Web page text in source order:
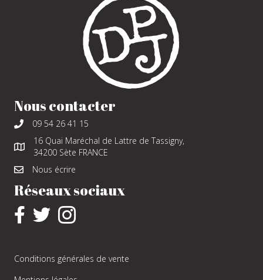
Nous contacter
09 54 26 41 15
16 Quai Maréchal de Lattre de Tassigny,
34200 Sète FRANCE
Nous écrire
Réseaux sociaux
Conditions générales de vente